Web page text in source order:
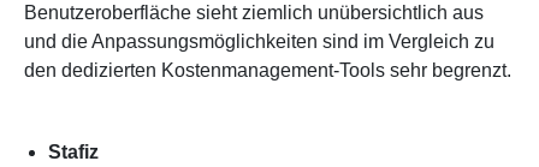
Benutzeroberfläche sieht ziemlich unübersichtlich aus
und die Anpassungsmöglichkeiten sind im Vergleich zu
den dedizierten Kostenmanagement-Tools sehr begrenzt.
Stafiz